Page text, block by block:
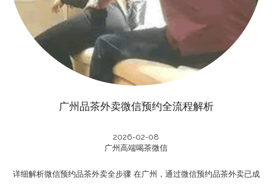
广州品茶外卖微信预约全流程解析
2026-02-08
广州高端喝茶微信
详细解析微信预约品茶外卖全步骤 在广州，通过微信预约品茶外卖已成